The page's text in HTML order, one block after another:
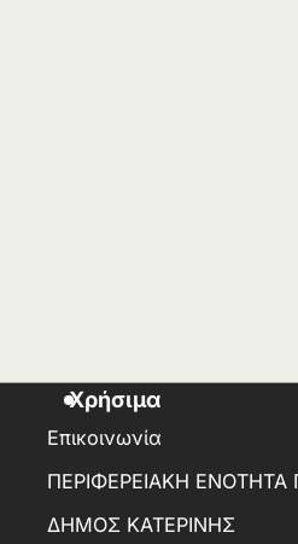
Χρήσιμα
Επικοινωνία
ΠΕΡΙΦΕΡΕΙΑΚΗ ΕΝΟΤΗΤΑ
ΔΗΜΟΣ ΚΑΤΕΡΙΝΗΣ